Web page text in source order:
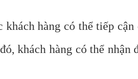
hàng có thể tiếp
khách hàng có thể